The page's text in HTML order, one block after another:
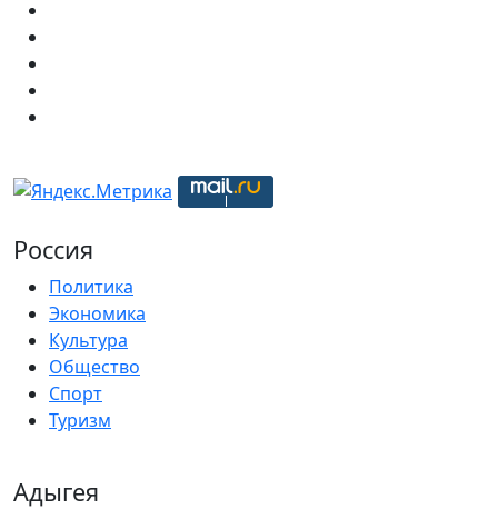
Россия
Политика
Экономика
Культура
Общество
Спорт
Туризм
Адыгея